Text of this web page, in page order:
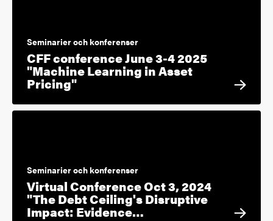
Seminarier och konferenser
CFF conference June 3-4 2025
"Machine Learning in Asset
Pricing"
Seminarier och konferenser
Virtual Conference Oct 3, 2024
"The Debt Ceiling's Disruptive
Impact: Evidence…